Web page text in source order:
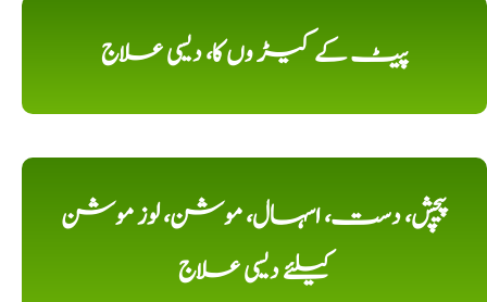
پیٹ کے کیڑ وں کا، دیسی علاج
پیچش، دست، اسہال، موشن، لوز موشن
کیلئے دیسی علاج